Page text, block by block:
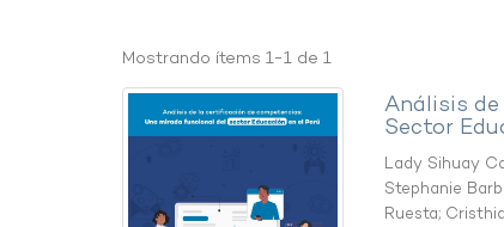
Mostrando ítems 1-1 de 1
Análisis
Sector
Lady Sihuay
Stephanie
Ruesta;